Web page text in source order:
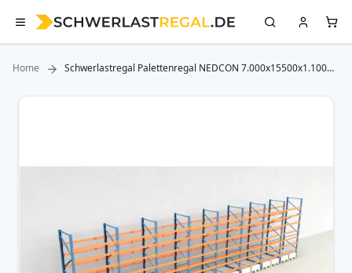
Home
Schwerlastregal Palettenregal NEDCON 7.000x15500x1.100
Zum